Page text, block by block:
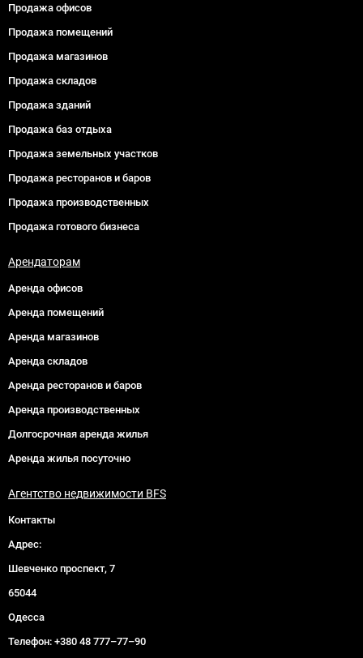
Продажа офисов
Продажа помещений
Продажа магазинов
Продажа складов
Продажа зданий
Продажа баз отдыха
Продажа земельных участков
Продажа ресторанов и баров
Продажа производственных
Продажа готового бизнеса
Арендаторам
Аренда офисов
Аренда помещений
Аренда магазинов
Аренда складов
Аренда ресторанов и баров
Аренда производственных
Долгосрочная аренда жилья
Аренда жилья посуточно
Агентство недвижимости BFS
Контакты
Адрес:
Шевченко проспект, 7
65044
Одесса
Телефон: +380 48 777–77–90